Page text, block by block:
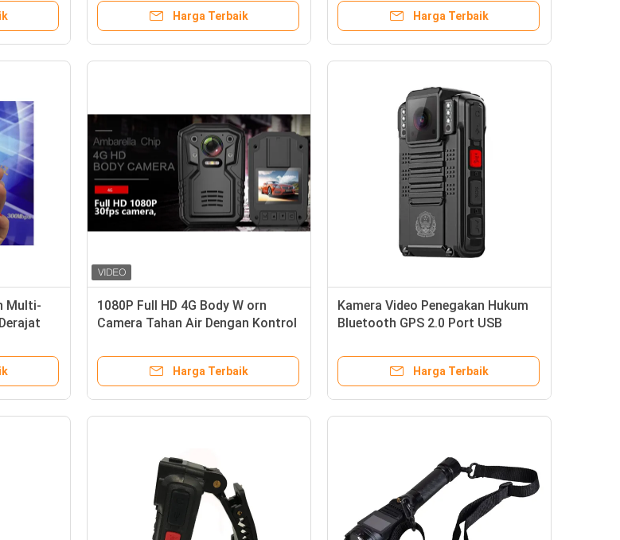
Harga Terbaik Harga Terbaik
Multi-
1080P Full HD 4G Body W orn
Camera Tahan Air Dengan Kontrol
Harga Terbaik
Kamera Video Penegakan Hukum
Bluetooth GPS 2.0 Port USB
Harga Terbaik